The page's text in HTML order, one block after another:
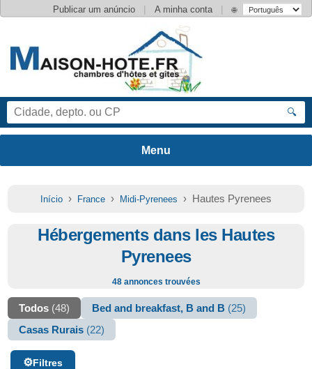
Publicar um anúncio | A minha conta | 🌐
🔍
Início › France › Midi-Pyrenees › Hautes Pyrenees
Hébergements dans les Hautes
Pyrenees
48 annonces trouvées
Todos (48) Bed and breakfast, B and B (25)
Casas Rurais (22)
Filtres